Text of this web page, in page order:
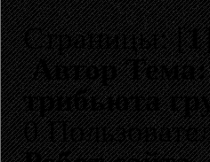
Страницы: [1
Автор
трибьюта
0